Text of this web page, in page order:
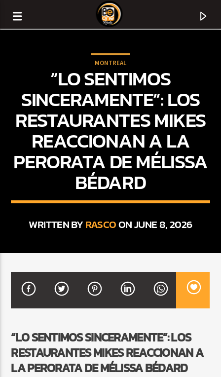
TITLE
FIESTA DJ MIX
9:00 PM 12:00 AM
Beone Radio
MONTREAL
“LO SENTIMOS
SINCERAMENTE”: LOS
RESTAURANTES MIKES
REACCIONAN A LA
PERORATA DE MÉLISSA
BÉDARD
WRITTEN BYRASCOON JUNE 8, 2026
“LO SENTIMOS SINCERAMENTE”: LOS
RESTAURANTES MIKES REACCIONAN A
LA PERORATA DE MÉLISSA BÉDARD